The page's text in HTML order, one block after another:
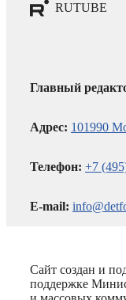
RUTUBE
Главный
Адрес: 101990
Телефон: +7
E-mail:
Сайт создан и
поддержке